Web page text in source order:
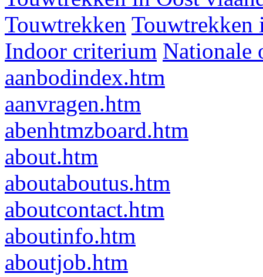
Touwtrekken Touwtrekken
Indoor criterium Nationale
aanbodindex.htm
aanvragen.htm
abenhtmzboard.htm
about.htm
aboutaboutus.htm
aboutcontact.htm
aboutinfo.htm
aboutjob.htm